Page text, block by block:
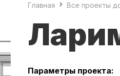
Главная Все проекты
Параметры проекта: